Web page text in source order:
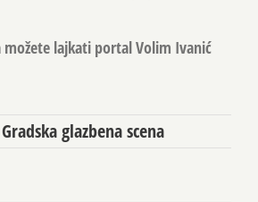
možete lajkati portal Volim Ivanić
Gradska glazbena scena